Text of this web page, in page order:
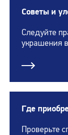
Советы и
Следуйте
украшения
Где
Проверьте